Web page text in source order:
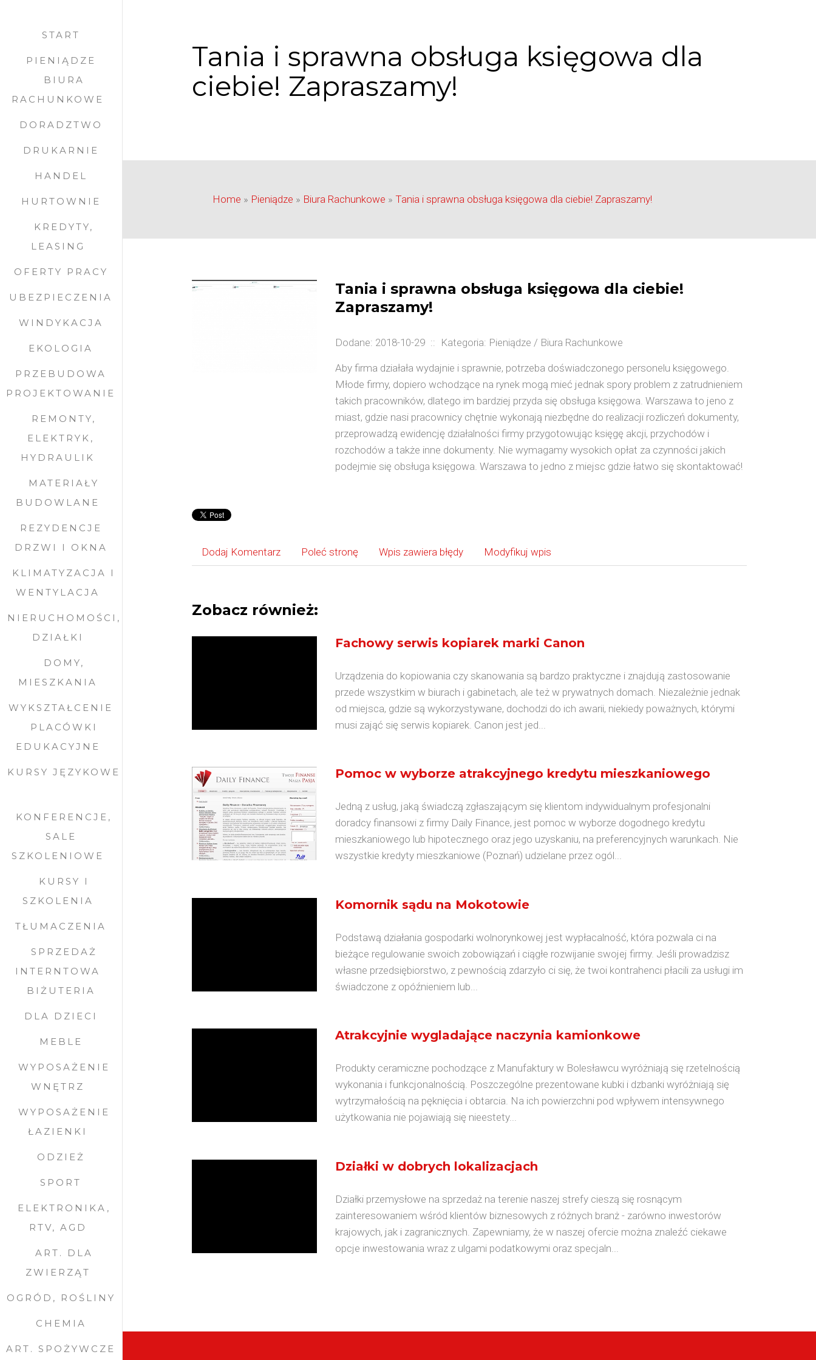
START
PIENIĄDZE
BIURA
RACHUNKOWE
DORADZTWO
DRUKARNIE
HANDEL
HURTOWNIE
KREDYTY,
LEASING
OFERTY PRACY
UBEZPIECZENIA
WINDYKACJA
EKOLOGIA
PRZEBUDOWA
PROJEKTOWANIE
REMONTY,
ELEKTRYK,
HYDRAULIK
MATERIAŁY
BUDOWLANE
REZYDENCJE
DRZWI I OKNA
KLIMATYZACJA I
WENTYLACJA
NIERUCHOMOŚCI,
DZIAŁKI
DOMY,
MIESZKANIA
WYKSZTAŁCENIE
PLACÓWKI
EDUKACYJNE
KURSY JĘZYKOWE
KONFERENCJE,
SALE
SZKOLENIOWE
KURSY I
SZKOLENIA
TŁUMACZENIA
SPRZEDAŻ
INTERNTOWA
BIŻUTERIA
DLA DZIECI
MEBLE
WYPOSAŻENIE
WNĘTRZ
WYPOSAŻENIE
ŁAZIENKI
ODZIEŻ
SPORT
ELEKTRONIKA,
RTV, AGD
ART. DLA
ZWIERZĄT
OGRÓD, ROŚLINY
CHEMIA
ART. SPOŻYWCZE
Tania i sprawna obsługa księgowa dla
ciebie! Zapraszamy!
Home » Pieniądze » Biura Rachunkowe » Tania i sprawna obsługa księgowa dla ciebie! Zapraszamy!
Tania i sprawna obsługa księgowa dla ciebie!
Zapraszamy!
Dodane: 2018-10-29 :: Kategoria: Pieniądze / Biura Rachunkowe
Aby firma działała wydajnie i sprawnie, potrzeba doświadczonego personelu księgowego.
Młode firmy, dopiero wchodzące na rynek mogą mieć jednak spory problem z zatrudnieniem
takich pracowników, dlatego im bardziej przyda się obsługa księgowa. Warszawa to jeno z
miast, gdzie nasi pracownicy chętnie wykonają niezbędne do realizacji rozliczeń dokumenty,
przeprowadzą ewidencję działalności firmy przygotowując księgę akcji, przychodów i
rozchodów a także inne dokumenty. Nie wymagamy wysokich opłat za czynności jakich
podejmie się obsługa księgowa. Warszawa to jedno z miejsc gdzie łatwo się skontaktować!
Dodaj Komentarz Poleć stronę Wpis zawiera błędy Modyfikuj wpis
Zobacz również:
Fachowy serwis kopiarek marki Canon
Urządzenia do kopiowania czy skanowania są bardzo praktyczne i znajdują zastosowanie
przede wszystkim w biurach i gabinetach, ale też w prywatnych domach. Niezależnie jednak
od miejsca, gdzie są wykorzystywane, dochodzi do ich awarii, niekiedy poważnych, którymi
musi zająć się serwis kopiarek. Canon jest jed...
Pomoc w wyborze atrakcyjnego kredytu mieszkaniowego
Jedną z usług, jaką świadczą zgłaszającym się klientom indywidualnym profesjonalni
doradcy finansowi z firmy Daily Finance, jest pomoc w wyborze dogodnego kredytu
mieszkaniowego lub hipotecznego oraz jego uzyskaniu, na preferencyjnych warunkach. Nie
wszystkie kredyty mieszkaniowe (Poznań) udzielane przez ogól...
Komornik sądu na Mokotowie
Podstawą działania gospodarki wolnorynkowej jest wypłacalność, która pozwala ci na
bieżące regulowanie swoich zobowiązań i ciągłe rozwijanie swojej firmy. Jeśli prowadzisz
własne przedsiębiorstwo, z pewnością zdarzyło ci się, że twoi kontrahenci płacili za usługi im
świadczone z opóźnieniem lub...
Atrakcyjnie wygladające naczynia kamionkowe
Produkty ceramiczne pochodzące z Manufaktury w Bolesławcu wyróżniają się rzetelnością
wykonania i funkcjonalnością. Poszczególne prezentowane kubki i dzbanki wyróżniają się
wytrzymałością na pęknięcia i obtarcia. Na ich powierzchni pod wpływem intensywnego
użytkowania nie pojawiają się nieestety...
Działki w dobrych lokalizacjach
Działki przemysłowe na sprzedaż na terenie naszej strefy cieszą się rosnącym
zainteresowaniem wśród klientów biznesowych z różnych branż - zarówno inwestorów
krajowych, jak i zagranicznych. Zapewniamy, że w naszej ofercie można znaleźć ciekawe
opcje inwestowania wraz z ulgami podatkowymi oraz specjaln...